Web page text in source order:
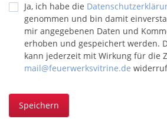
Ja, ich habe die
genommen und bin damit
mir angegebenen Daten und
erhoben und gespeichert werden.
kann jederzeit mit Wirkung für die
mail@feuerwerksvitrine.de
Speichern